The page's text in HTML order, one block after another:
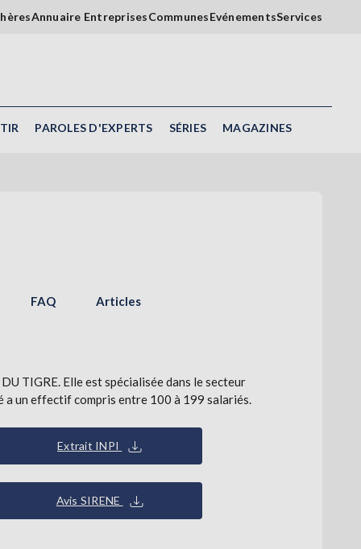
Annuaire EntreprisesCommunesEvénementsServices
PAROLES D'EXPERTS SÉRIES MAGAZINES
FAQ Articles
TIGRE. Elle est spécialisée dans le secteur
un effectif compris entre 100 à 199 salariés.
Extrait INPI
Avis SIRENE